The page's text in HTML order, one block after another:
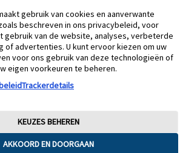
gebruik van cookies en aanverwante
beschreven in ons privacybeleid, voor
gebruik van de website, analyses, verbeterde
of advertenties. U kunt ervoor kiezen om uw
voor ons gebruik van deze technologieën of
eigen voorkeuren te beheren.
Trackerdetails
AKKOORD EN DOORGAAN
KEUZES BEHEREN